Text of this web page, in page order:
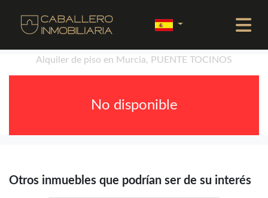
Alquiler de piso en Murcia, PUENTE TOCINOS
No disponible
Otros inmuebles que podrían ser de su interés